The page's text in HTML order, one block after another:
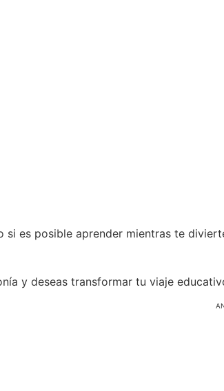
si es posible aprender mientras te
y deseas transformar tu viaje